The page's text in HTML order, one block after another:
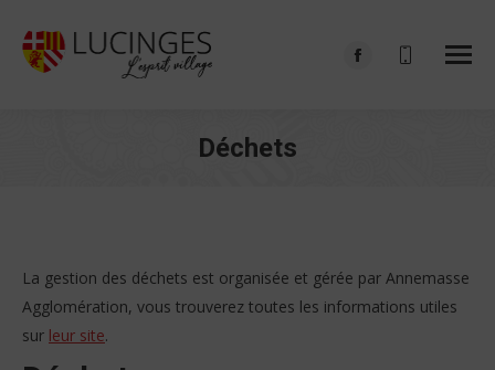
Facebook
Déchets
La gestion des déchets est organisée et gérée par Annemasse
Agglomération, vous trouverez toutes les informations utiles
sur leur site.